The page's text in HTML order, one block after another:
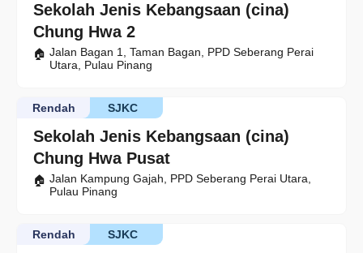
Sekolah Jenis Kebangsaan (cina)
Chung Hwa 2
Jalan Bagan 1, Taman Bagan, PPD Seberang Perai
Utara, Pulau Pinang
Sekolah Jenis Kebangsaan (cina)
Chung Hwa Pusat
SJKC
Rendah
Jalan Kampung Gajah, PPD Seberang Perai Utara,
Pulau Pinang
SJKC
Rendah